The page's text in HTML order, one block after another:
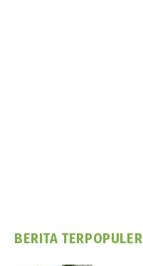
BERITA TERPOPULER